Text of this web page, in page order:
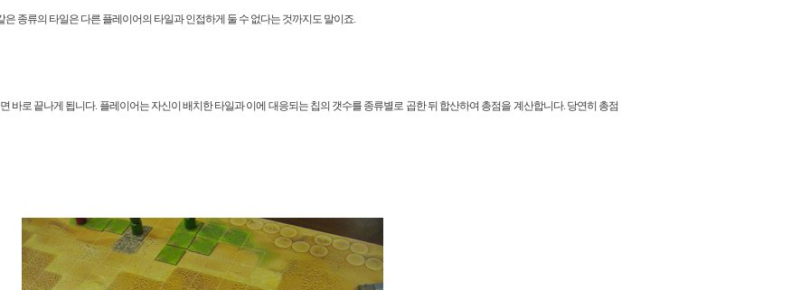
은 종류의 타일은 다른 플레이어의 타일과 인접하게 둘 수 없다는 것까지도 말이죠.
바로 끝나게 됩니다. 플레이어는 자신이 배치한 타일과 이에 대응되는 칩의 갯수를 종류별로 곱한 뒤 합산하여 총점을 계산합니다. 당연히 총점